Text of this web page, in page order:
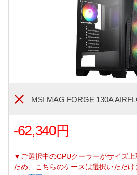
MSI MAG FORGE 130A
-62,340円
▼ご選択中のCPUクーラーがサイズ
ため、こちらのケースは選択いただけ